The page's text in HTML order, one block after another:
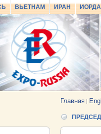
ВЬЕТНАМ ИРАН
Главная |